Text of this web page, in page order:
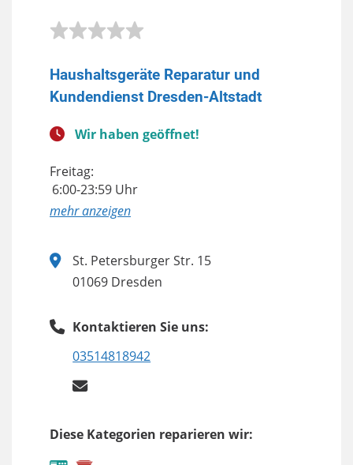
Haushaltsgeräte Reparatur und
Kundendienst Dresden-Altstadt
Wir haben geöffnet!
Freitag:
6:00-23:59 Uhr
anzeigen
St. Petersburger Str. 15
01069 Dresden
Kontaktieren Sie uns:
03514818942
Diese Kategorien reparieren wir: